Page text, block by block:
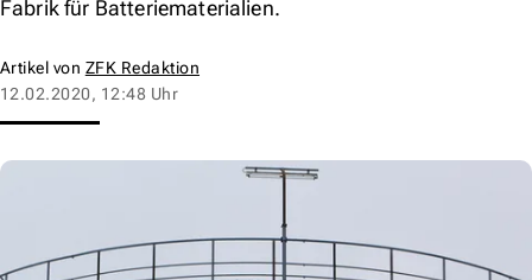
Fabrik für Batteriematerialien.
Artikel von ZFK Redaktion
12.02.2020, 12:48 Uhr